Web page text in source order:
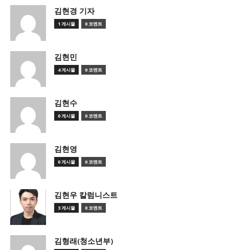
김현경 기자
1 게시물 0 코멘트
김현민
4 게시물 0 코멘트
김현수
0 게시물 0 코멘트
김현영
0 게시물 0 코멘트
김현우 칼럼니스트
3 게시물 0 코멘트
김형래(청소년부)